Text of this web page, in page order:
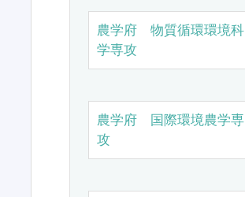
農学府 物質循環環境科
学専攻
農学府 国際環境農学専
攻